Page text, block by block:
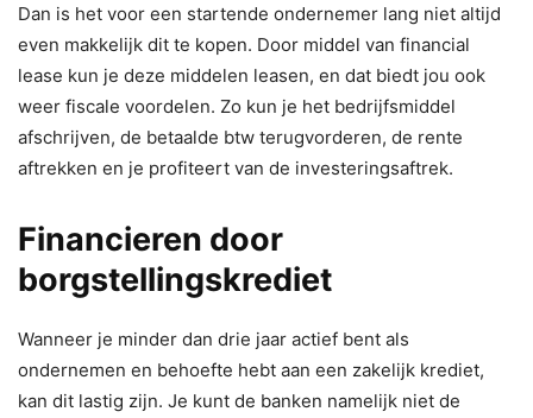
Dan is het voor een startende ondernemer lang niet altijd
even makkelijk dit te kopen. Door middel van financial
lease kun je deze middelen leasen, en dat biedt jou ook
weer fiscale voordelen. Zo kun je het bedrijfsmiddel
afschrijven, de betaalde btw terugvorderen, de rente
aftrekken en je profiteert van de investeringsaftrek.
Financieren door
borgstellingskrediet
Wanneer je minder dan drie jaar actief bent als
ondernemen en behoefte hebt aan een zakelijk krediet,
kan dit lastig zijn. Je kunt de banken namelijk niet de